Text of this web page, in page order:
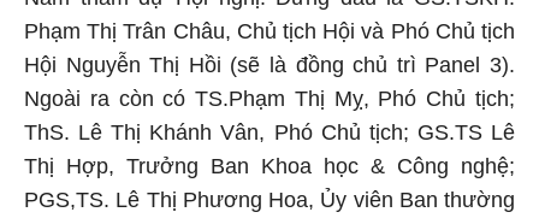
Phạm Thị Trân Châu, Chủ tịch Hội và Phó Chủ tịch
Hội Nguyễn Thị Hồi (sẽ là đồng chủ trì Panel 3).
Ngoài ra còn có TS.Phạm Thị Mỵ, Phó Chủ tịch;
ThS. Lê Thị Khánh Vân, Phó Chủ tịch; GS.TS Lê
Thị Hợp, Trưởng Ban Khoa học & Công nghệ;
PGS,TS. Lê Thị Phương Hoa, Ủy viên Ban thường